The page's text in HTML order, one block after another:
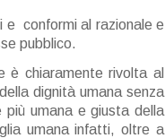
e conformi al razionale e
pubblico.
è chiaramente rivolta al
dignità umana senza
più umana e giusta della
umana infatti, oltre a